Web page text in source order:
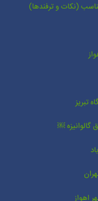
(نکات و ترفندها)
تبریز
گالوانیزه ￼
اهواز